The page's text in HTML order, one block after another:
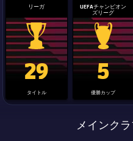
リーガ
La Liga trophy
29
タイトル
UEFAチャンピオン
ズリーグ
5
優勝カップ
メインク